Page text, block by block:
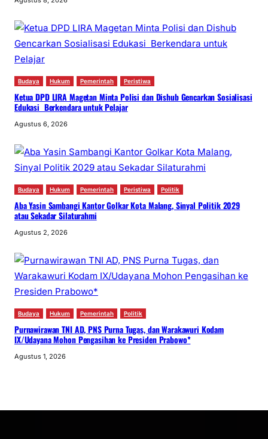
Budaya Hukum Pemerintah Peristiwa
Ketua DPD LIRA Magetan Minta Polisi dan Dishub Gencarkan Sosialisasi
Edukasi Berkendara untuk Pelajar
Agustus 6, 2026
Budaya Hukum Pemerintah Peristiwa Politik
Aba Yasin Sambangi Kantor Golkar Kota Malang, Sinyal Politik 2029
atau Sekadar Silaturahmi
Agustus 2, 2026
Budaya Hukum Pemerintah Politik
Purnawirawan TNI AD, PNS Purna Tugas, dan Warakawuri Kodam
IX/Udayana Mohon Pengasihan ke Presiden Prabowo*
Agustus 1, 2026